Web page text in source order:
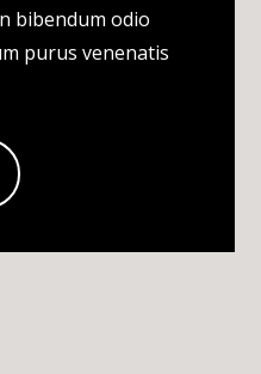
bibendum odio
purus venenatis